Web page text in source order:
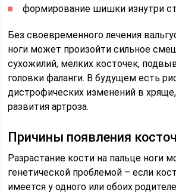
формирование шишки изнутри
Без своевременного лечения
ноги может произойти сильное
сухожилий, мелких косточек,
головки фаланги. В будущем есть
дистрофических изменений в
развития артроза.
Причины появления
Разрастание кости на пальце ноги
генетической проблемой – если
имеется у одного или обоих